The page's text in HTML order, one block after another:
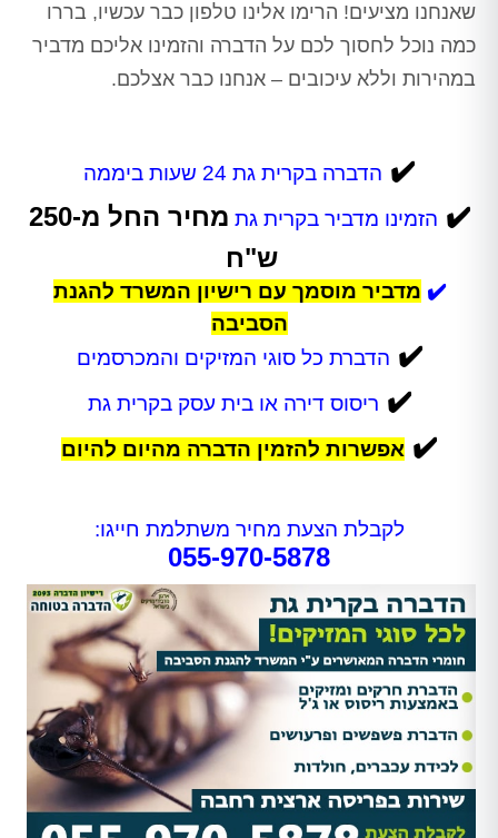
שאנחנו מציעים! הרימו אלינו טלפון כבר עכשיו, בררו
כמה נוכל לחסוך לכם על הדברה והזמינו אליכם מדביר
במהירות וללא עיכובים – אנחנו כבר אצלכם.
✔️ הדברה בקרית גת 24 שעות ביממה
✔️ הזמינו מדביר בקרית גת מחיר
החל מ-250
ש"ח
✔️ מדביר מוסמך עם רישיון המשרד להגנת
הסביבה
✔️ הדברת כל סוגי המזיקים והמכרסמים
✔️ ריסוס דירה או בית עסק בקרית גת
✔️ אפשרות להזמין הדברה מהיום להיום
לקבלת הצעת מחיר משתלמת חייגו:
055-970-5878